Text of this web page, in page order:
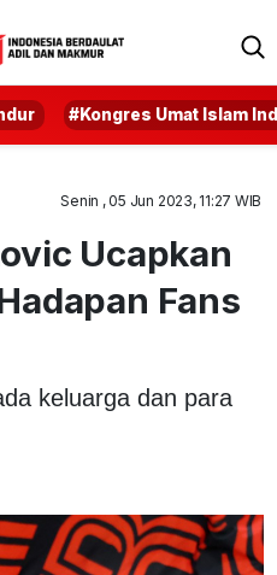
#Kongres Umat Islam
Senin , 05 Jun 2023, 11:27 WIB
Ucapkan
Fans
keluarga dan para